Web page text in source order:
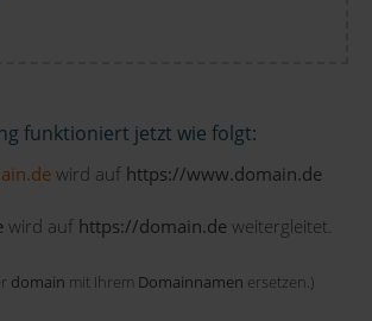
funktioniert jetzt wie folgt:
wird auf https://www.domain.de
wird auf https://domain.de weitergleitet.
domain mit Ihrem Domainnamen ersetzen.)